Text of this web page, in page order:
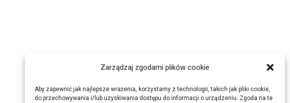
Zarządzaj zgodami plików cookie
Aby zapewnić jak najlepsze wrażenia, korzystamy z technologii, takich jak pliki cookie,
do przechowywania i/lub uzyskiwania dostępu do informacji o urządzeniu. Zgoda na te